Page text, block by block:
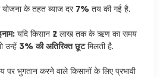
के तहत ब्याज दर 7%तय की गई है.
यदि किसान ₹2 लाख तक के ऋण का समय
उन्हें 3% की अतिरिक्त छूटमिलती है.
पर भुगतान करने वाले किसानों के लिए प्रभावी